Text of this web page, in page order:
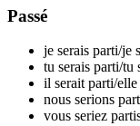
Passé
je serais parti/je
tu serais parti/tu
il serait parti/elle
nous serions par
vous seriez par